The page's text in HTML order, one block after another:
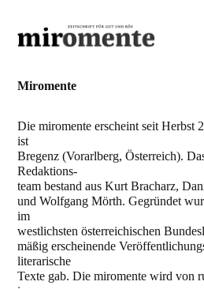
Miromente
Die miromente erscheint seit Herbst
ist
Bregenz (Vorarlberg, Österreich).
Redaktions-
team bestand aus Kurt Bracharz,
und Wolfgang Mörth. Gegründet
im
westlichsten österreichischen
mäßig erscheinende
literarische
Texte gab. Die miromente wird von